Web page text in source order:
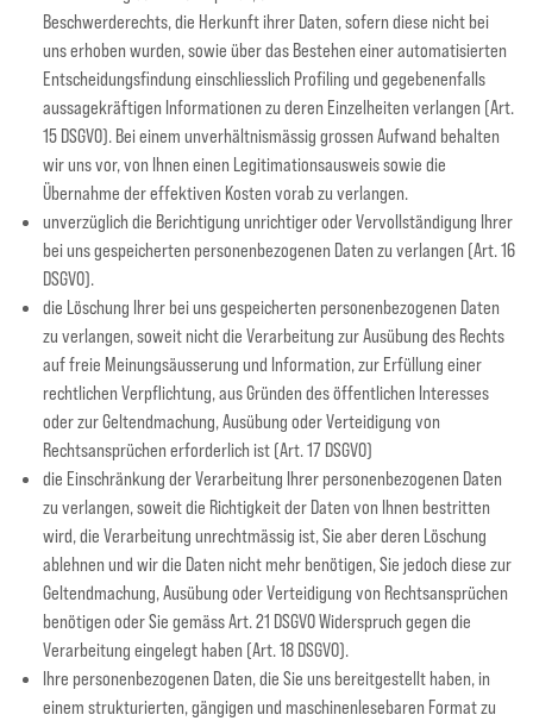
Beschwerderechts, die Herkunft ihrer Daten, sofern diese nicht bei
uns erhoben wurden, sowie über das Bestehen einer automatisierten
Entscheidungsfindung einschliesslich Profiling und gegebenenfalls
aussagekräftigen Informationen zu deren Einzelheiten verlangen (Art.
15 DSGVO). Bei einem unverhältnismässig grossen Aufwand behalten
wir uns vor, von Ihnen einen Legitimationsausweis sowie die
Übernahme der effektiven Kosten vorab zu verlangen.
unverzüglich die Berichtigung unrichtiger oder Vervollständigung Ihrer
bei uns gespeicherten personenbezogenen Daten zu verlangen (Art. 16
DSGVO).
die Löschung Ihrer bei uns gespeicherten personenbezogenen Daten
zu verlangen, soweit nicht die Verarbeitung zur Ausübung des Rechts
auf freie Meinungsäusserung und Information, zur Erfüllung einer
rechtlichen Verpflichtung, aus Gründen des öffentlichen Interesses
oder zur Geltendmachung, Ausübung oder Verteidigung von
Rechtsansprüchen erforderlich ist (Art. 17 DSGVO)
die Einschränkung der Verarbeitung Ihrer personenbezogenen Daten
zu verlangen, soweit die Richtigkeit der Daten von Ihnen bestritten
wird, die Verarbeitung unrechtmässig ist, Sie aber deren Löschung
ablehnen und wir die Daten nicht mehr benötigen, Sie jedoch diese zur
Geltendmachung, Ausübung oder Verteidigung von Rechtsansprüchen
benötigen oder Sie gemäss Art. 21 DSGVO Widerspruch gegen die
Verarbeitung eingelegt haben (Art. 18 DSGVO).
Ihre personenbezogenen Daten, die Sie uns bereitgestellt haben, in
einem strukturierten, gängigen und maschinenlesebaren Format zu